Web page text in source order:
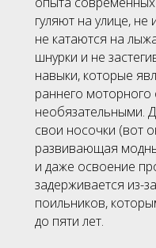
гуляют на улице,
не катаются на
шнурки и не
навыки, которые
раннего моторного
необязательными.
свои носочки (вот
развивающая
и даже освоение
задерживается из-
поильников,
до пяти лет.